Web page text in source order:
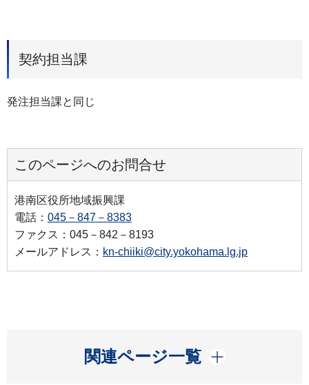
契約担当課
発注担当課と同じ
このページへのお問合せ
港南区役所地域振興課
電話： 045－847－8383
ファクス：045－842－8193
メールアドレス： kn-chiiki@city.yokohama.lg.jp
関連ページ一覧
開く